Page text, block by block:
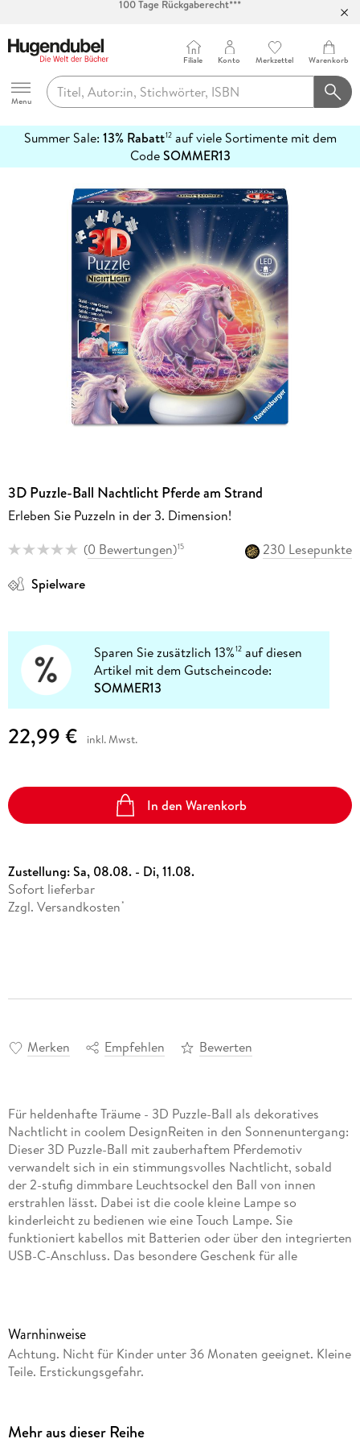
Abholung in über 100 Filialen
Hugendubel
Menu
Filiale Konto Merkzettel Warenkorb
Summer Sale: 13% Rabatt12auf viele Sortimente mit dem
CodeSOMMER13
erfahren
3D Puzzle-Ball Nachtlicht Pferde am Strand
Erleben Sie Puzzeln in der 3. Dimension!
(0 Bewertungen)15
230 Lesepunkte
Spielware
Sparen Sie zusätzlich 13%12 auf diesen
Artikel mit dem Gutscheincode:
SOMMER13
22,99 € inkl. Mwst.
In den Warenkorb
Zustellung:Sa, 08.08. - Di, 11.08.
Sofort lieferbar
Zzgl. Versandkosten *
Merken Empfehlen Bewerten
Für heldenhafte Träume - 3D Puzzle-Ball als dekoratives
Nachtlicht in coolem DesignReiten in den Sonnenuntergang:
Dieser 3D Puzzle-Ball mit zauberhaftem Pferdemotiv
verwandelt sich in ein stimmungsvolles Nachtlicht, sobald
der 2-stufig dimmbare Leuchtsockel den Ball von innen
erstrahlen lässt. Dabei ist die coole kleine Lampe so
kinderleicht zu bedienen wie eine Touch Lampe. Sie
funktioniert kabellos mit Batterien oder über den integrierten
USB-C-Anschluss. Das besondere Geschenk für alle
Technology passgenau zusammenhalten - ganz ohne Kleben!
Eine bebilderte Schritt-für-Schritt-Anleitung sorgt für
dreidimensionalen Puzzlespaß mit Gelinggarantie! Zusammen
mit dem ebenfalls im Set enthaltenen LED-Leuchtsockel im
bedient werden kann. Durch Herunterdrücken des Balls
Warnhinweise
Achtung. Nicht für Kinder unter 36 Monaten geeignet. Kleine
Teile. Erstickungsgefahr.
Mehr aus dieser Reihe